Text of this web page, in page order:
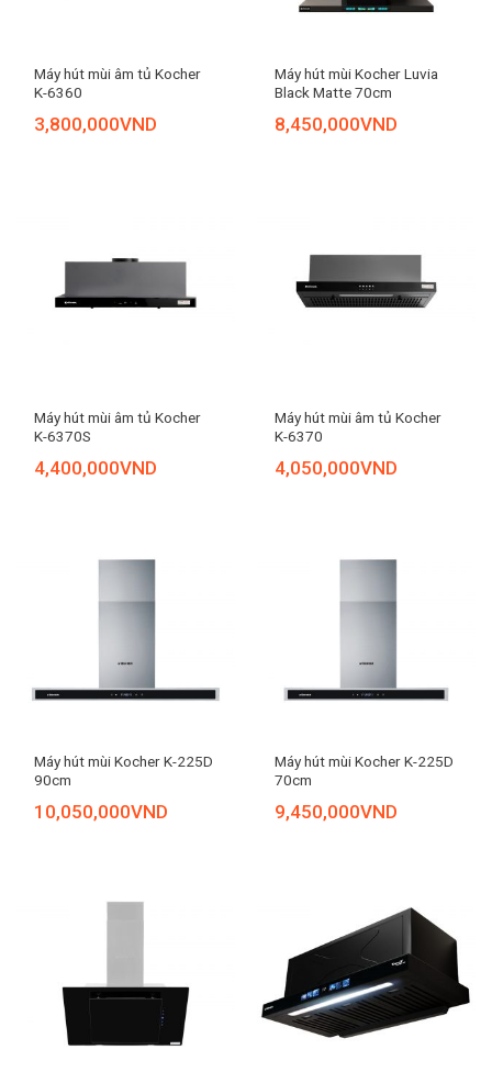
Máy hút mùi âm tủ Kocher
K-6360
3,800,000VND
Máy hút mùi Kocher Luvia
Black Matte 70cm
8,450,000VND
Máy hút mùi âm tủ Kocher
K-6370S
4,400,000VND
Máy hút mùi âm tủ Kocher
K-6370
4,050,000VND
Máy hút mùi Kocher K-225D
90cm
10,050,000VND
Máy hút mùi Kocher K-225D
70cm
9,450,000VND